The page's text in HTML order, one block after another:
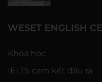
WESET ENGLISH
Khóa học
IELTS cam kết đầu ra